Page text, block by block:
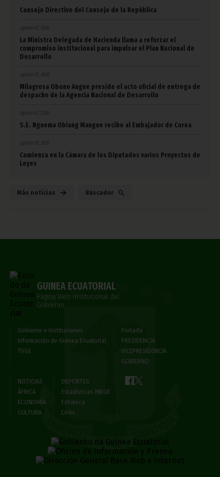
Consejo Directivo del Consejo de la República
agosto 07, 2026
La Ministra Delegada de Hacienda llama a reforzar el
compromiso institucional para impulsar el Plan Nacional de
Desarrollo
agosto 07, 2026
Milagrosa Obono Angue preside el acto oficial de entrega de
despacho de la Agencia Nacional de Desarrollo
agosto 07, 2026
S.E. Nguema Obiang Mangue recibe al Embajador de Corea
agosto 07, 2026
Comienza en la Cámara de los Diputados varios Proyectos de
Leyes
Más noticias Búscador
GUINEA ECUATORIAL
Página Web Institucional del
Gobierno
Gobierno e Instituciones
Información de Guinea Ecuatorial
TVGE
Portada
PRESIDENCIA
VICEPRESIDENCIA
GOBIERNO
NOTICIAS
ÁFRICA
ECONOMÍA
CULTURA
DEPORTES
Estadísticas INEGE
Fototeca
Links